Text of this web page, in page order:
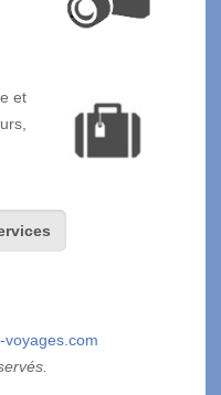
et
voyages.com